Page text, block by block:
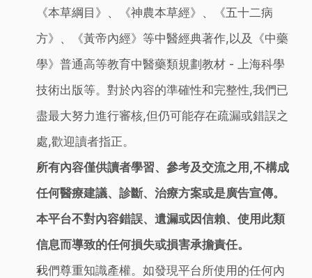
《本草綱目》、《神農本草經》、《五十二病
方》、《黃帝內經》等中醫經典著作,以及《中藥
學》普通高等教育中醫藥類規劃教材 - 上海科學
技術出版等。對於內容的準確性和完整性,我們已
盡最大努力進行審核,但仍可能存在疏漏或錯誤之
處,歡迎讀者指正。
所有內容僅供讀者學習、參考及交流之用,不構成
任何醫療建議、診斷、治療方案或是廣告宣傳。
本平台不對內容錯誤、遺漏或因信賴、使用此類
信息而導致的任何損失或損害承擔責任。
我們尊重知識產權。如發現平台所使用的任何內